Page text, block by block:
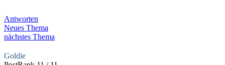
Antworten
Neues Thema
nächstes Thema
Goldie